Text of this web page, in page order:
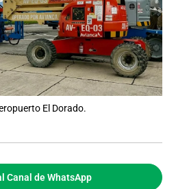
El Dorado.
Canal de WhatsApp